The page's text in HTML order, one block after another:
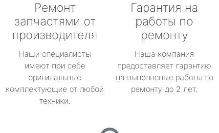
Ремонт
запчастями от
производителя
Наши специалисты
имеют при себе
оригинальные
комплектующие от любой
техники.
Гарантия на
работы по
ремонту
Наша компания
предоставляет гарантию
на выполненые работы по
ремонту до 2 лет.